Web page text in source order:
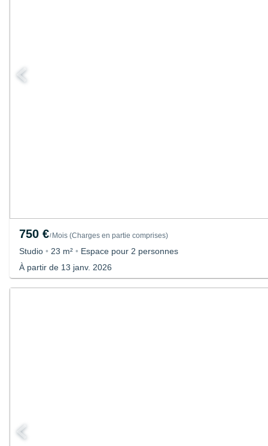
750 €/ Mois (Charges en partie comprises)
Studio • 23 m² • Espace pour 2 personnes
À partir de 13 janv. 2026